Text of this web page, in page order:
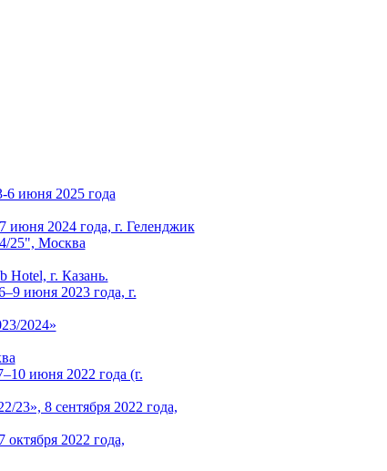
6 июня 2025 года
июня 2024 года, г. Геленджик
25", Москва
Hotel, г. Казань.
июня 2023 года, г.
2024»
июня 2022 года (г.
8 сентября 2022 года,
2022 года,